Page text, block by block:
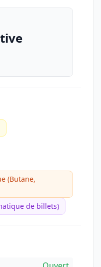
(Butane,
de billets)